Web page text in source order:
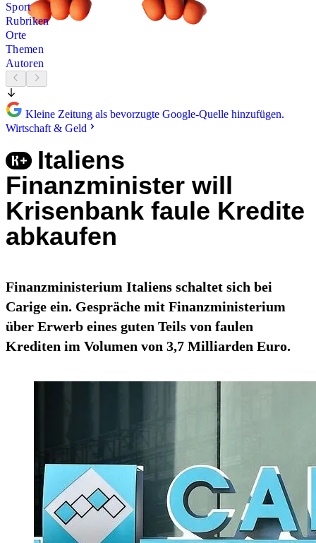
Sport
Rubriken
Orte
Themen
Autoren
Kleine Zeitung als bevorzugte Google-Quelle hinzufügen.
Wirtschaft & Geld
Italiens
Finanzminister will
Krisenbank faule Kredite
abkaufen
Finanzministerium Italiens schaltet sich bei
Carige ein. Gespräche mit Finanzministerium
über Erwerb eines guten Teils von faulen
Krediten im Volumen von 3,7 Milliarden Euro.